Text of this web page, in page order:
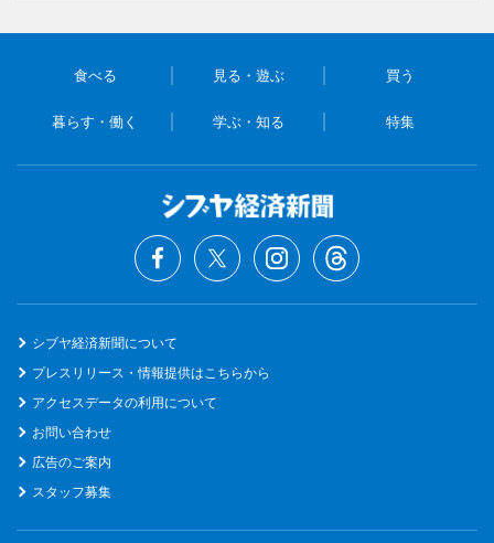
食べる 見る・遊ぶ 買う
暮らす・働く 学ぶ・知る 特集
シブヤ経済新聞について
プレスリリース・情報提供はこちらから
アクセスデータの利用について
お問い合わせ
広告のご案内
スタッフ募集